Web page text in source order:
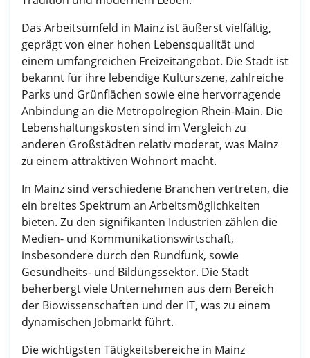
Das Arbeitsumfeld in Mainz ist äußerst vielfältig,
geprägt von einer hohen Lebensqualität und
einem umfangreichen Freizeitangebot. Die Stadt ist
bekannt für ihre lebendige Kulturszene, zahlreiche
Parks und Grünflächen sowie eine hervorragende
Anbindung an die Metropolregion Rhein-Main. Die
Lebenshaltungskosten sind im Vergleich zu
anderen Großstädten relativ moderat, was Mainz
zu einem attraktiven Wohnort macht.
In Mainz sind verschiedene Branchen vertreten, die
ein breites Spektrum an Arbeitsmöglichkeiten
bieten. Zu den signifikanten Industrien zählen die
Medien- und Kommunikationswirtschaft,
insbesondere durch den Rundfunk, sowie
Gesundheits- und Bildungssektor. Die Stadt
beherbergt viele Unternehmen aus dem Bereich
der Biowissenschaften und der IT, was zu einem
dynamischen Jobmarkt führt.
Die wichtigsten Tätigkeitsbereiche in Mainz